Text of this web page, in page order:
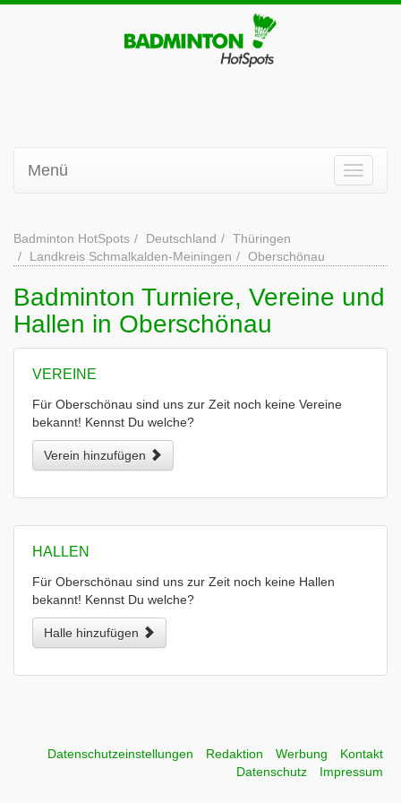
Menü
Badminton HotSpots Deutschland
Thüringen
Landkreis Schmalkalden-Meiningen
Oberschönau
Badminton Turniere, Vereine und
Hallen in Oberschönau
VEREINE
Für Oberschönau sind uns zur Zeit noch keine Vereine
bekannt! Kennst Du welche?
Verein hinzufügen
HALLEN
Für Oberschönau sind uns zur Zeit noch keine Hallen
bekannt! Kennst Du welche?
Halle hinzufügen
Datenschutzeinstellungen Redaktion Werbung
Kontakt
Datenschutz
Impressum